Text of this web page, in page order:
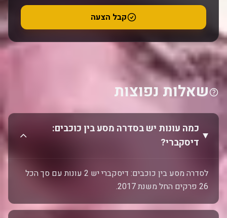
קבל הצעה
שאלות נפוצות
כמה עונות יש בסדרה מסע בין כוכבים:
דיסקברי?
לסדרה מסע בין כוכבים: דיסקברי יש 2 עונות עם סך הכל
26 פרקים החל משנת 2017.